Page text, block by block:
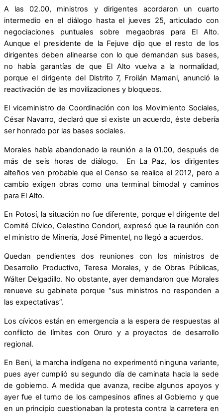
A las 02.00, ministros y dirigentes acordaron un cuarto
intermedio en el diálogo hasta el jueves 25, articulado con
negociaciones puntuales sobre megaobras para El Alto.
Aunque el presidente de la Fejuve dijo que el resto de los
dirigentes deben alinearse con lo que demandan sus bases,
no había garantías de que El Alto vuelva a la normalidad,
porque el dirigente del Distrito 7, Froilán Mamani, anunció la
reactivación de las movilizaciones y bloqueos.
El viceministro de Coordinación con los Movimiento Sociales,
César Navarro, declaró que si existe un acuerdo, éste debería
ser honrado por las bases sociales.
Morales había abandonado la reunión a la 01.00, después de
más de seis horas de diálogo. En La Paz, los dirigentes
alteños ven probable que el Censo se realice el 2012, pero a
cambio exigen obras como una terminal bimodal y caminos
para El Alto.
En Potosí, la situación no fue diferente, porque el dirigente del
Comité Cívico, Celestino Condori, expresó que la reunión con
el ministro de Minería, José Pimentel, no llegó a acuerdos.
Quedan pendientes dos reuniones con los ministros de
Desarrollo Productivo, Teresa Morales, y de Obras Públicas,
Wálter Delgadillo. No obstante, ayer demandaron que Morales
renueve su gabinete porque “sus ministros no responden a
las expectativas”.
Los cívicos están en emergencia a la espera de respuestas al
conflicto de límites con Oruro y a proyectos de desarrollo
regional.
En Beni, la marcha indígena no experimentó ninguna variante,
pues ayer cumplió su segundo día de caminata hacia la sede
de gobierno. A medida que avanza, recibe algunos apoyos y
ayer fue el turno de los campesinos afines al Gobierno y que
en un principio cuestionaban la protesta contra la carretera en